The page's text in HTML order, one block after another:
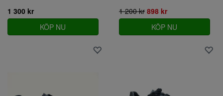
1 300 kr
KÖP NU
1 200 kr 898 kr
KÖP NU